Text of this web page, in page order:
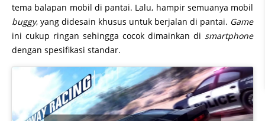
tema balapan mobil di pantai. Lalu, hampir semuanya mobil
buggy, yang didesain khusus untuk berjalan di pantai. Game
ini cukup ringan sehingga cocok dimainkan di smartphone
dengan spesifikasi standar.